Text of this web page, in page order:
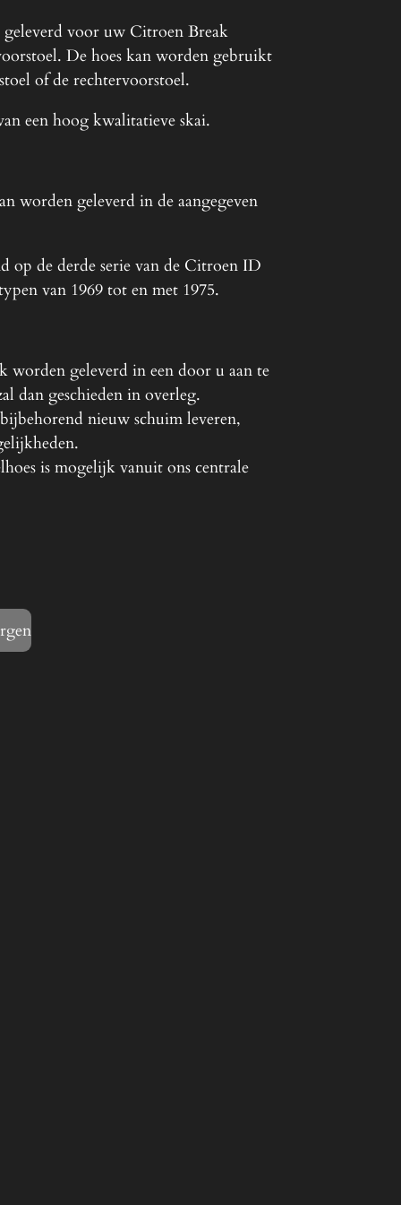
geleverd voor uw Citroen Break
De hoes kan worden gebruikt
of de rechtervoorstoel.
een hoog kwalitatieve skai.
worden geleverd in de aangegeven
op de derde serie van de Citroen ID
van 1969 tot en met 1975.
worden geleverd in een door u aan te
dan geschieden in overleg.
nieuw schuim leveren,
is mogelijk vanuit ons centrale